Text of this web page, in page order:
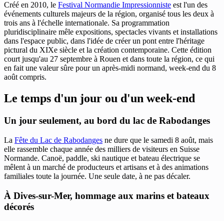
Créé en 2010, le Festival Normandie Impressionniste est l'un des
événements culturels majeurs de la région, organisé tous les deux à
trois ans à l'échelle internationale. Sa programmation
pluridisciplinaire mêle expositions, spectacles vivants et installations
dans l'espace public, dans l'idée de créer un pont entre l'héritage
pictural du XIXe siècle et la création contemporaine. Cette édition
court jusqu'au 27 septembre à Rouen et dans toute la région, ce qui
en fait une valeur sûre pour un après-midi normand, week-end du 8
août compris.
Le temps d'un jour ou d'un week-end
Un jour seulement, au bord du lac de Rabodanges
La Fête du Lac de Rabodanges ne dure que le samedi 8 août, mais
elle rassemble chaque année des milliers de visiteurs en Suisse
Normande. Canoë, paddle, ski nautique et bateau électrique se
mêlent à un marché de producteurs et artisans et à des animations
familiales toute la journée. Une seule date, à ne pas décaler.
À Dives-sur-Mer, hommage aux marins et bateaux
décorés